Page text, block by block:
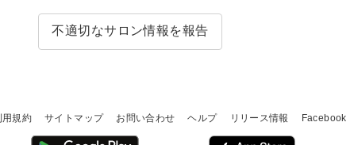
不適切なサロン情報を報告
用規約 サイトマップ お問い合わせ ヘルプ リリース情報 Facebook